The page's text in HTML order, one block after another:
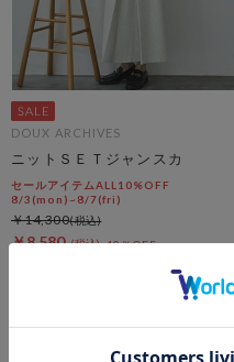
DOUX ARCHIVES
ニットＳＥＴジャンスカ
セールアイテムALL10%OFF
8/3(mon)~8/7(fri)
￥8,580 40％OFF
￥14,300